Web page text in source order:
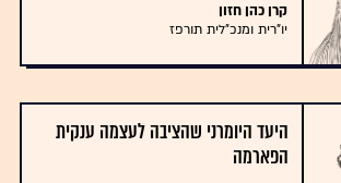
קרן כהן חזון
יו"רית ומנכ"לית תורפז
היעד היומרני שהציבה לעצמה ענקית
הפארמה